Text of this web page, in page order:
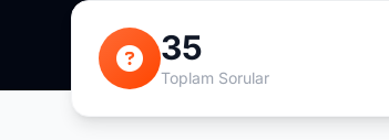
35
Toplam Sorular